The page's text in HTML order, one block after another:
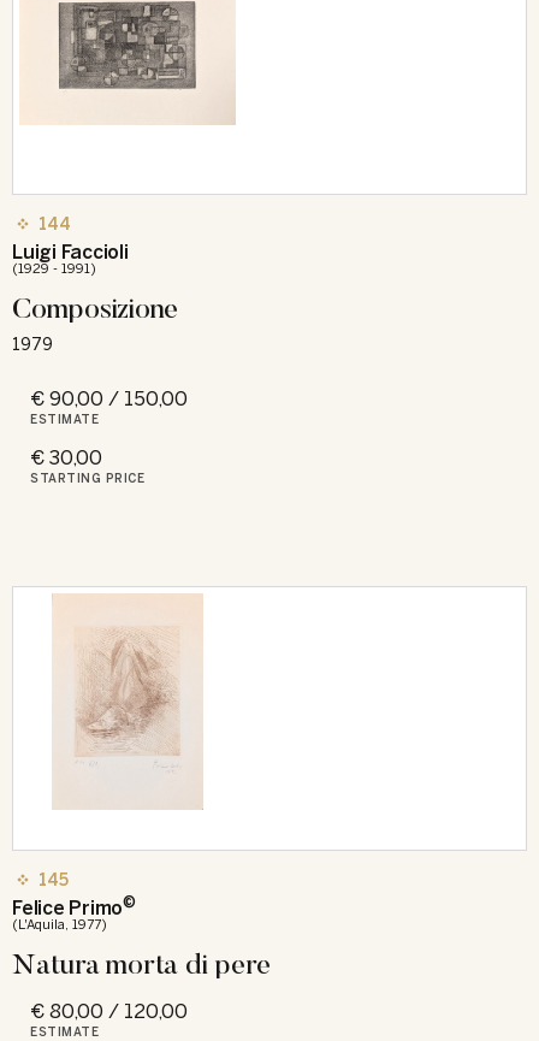
144
Luigi Faccioli
(1929 - 1991)
Composizione
1979
€ 90,00 / 150,00
ESTIMATE
€ 30,00
STARTING PRICE
145
Felice Primo©
(L'Aquila, 1977)
Natura morta di pere
€ 80,00 / 120,00
ESTIMATE